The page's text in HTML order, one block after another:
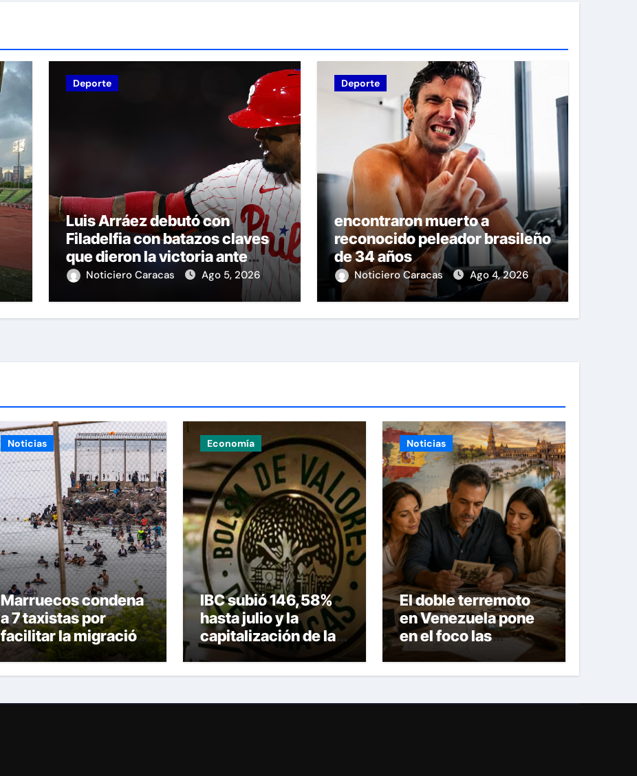
Deporte
Luis Arráez debutó con
Filadelfia con batazos claves
que dieron la victoria ante
Nacionales
Noticiero Caracas Ago 5, 2026
Deporte
encontraron muerto a
reconocido peleador brasileño
de 34 años
Noticiero Caracas Ago 4, 2026
Noticias
Marruecos condena
a 7 taxistas por
facilitar la migración
irregular hacia Ceuta
Economía
IBC subió 146,58%
hasta julio y la
capitalización de la
Bolsa de Caracas
superó los
Noticias
El doble terremoto
en Venezuela pone
en el foco las
alternativas legales
para solicitar la
parte de personas